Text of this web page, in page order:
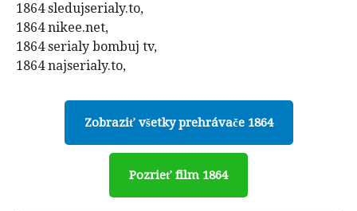
1864 sledujserialy.to,
1864 nikee.net,
1864 serialy bombuj tv,
1864 najserialy.to,
Zobraziť všetky prehrávače 1864
Pozrieť film 1864